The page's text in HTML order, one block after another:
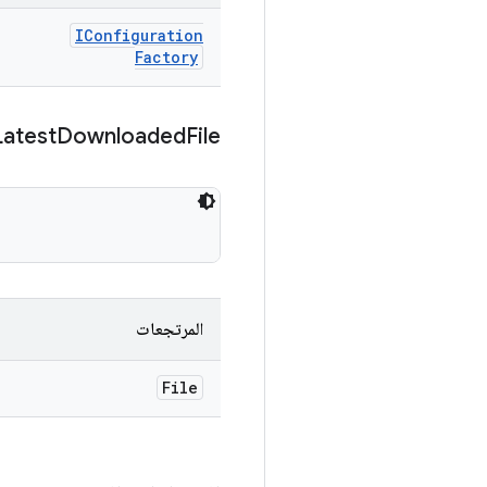
IConfiguration
Factory
DownloadedFile
المرتجعات
File